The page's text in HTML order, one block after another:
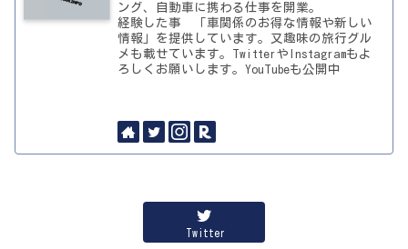
ング、自動車に携わる仕事を開業。
経験した事 「車関係のお得な情報や新しい
情報」を提供しています。又趣味の旅行グル
メも載せています。TwitterやInstagramもよ
ろしくお願いします。YouTubeも公開中
Twitter